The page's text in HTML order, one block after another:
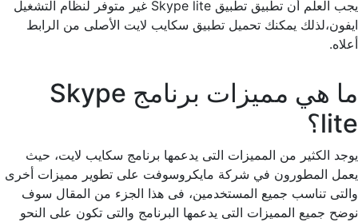
يجب العلم أن تطبيق تطبيق Skype lite غير متوفر لنظام التشغيل
ايفون،لذلك يمكنك تحميل تطبيق سكايب لايت الأصلى من الرابط
أعلاه.
ما هي مميزات برنامج Skype
lite؟
يوجد الكثير من المميزات التى يدعمها برنامج سكايب لايت، حيث
يعمل المطورون في شركة مايكروسوفت على تطوير مميزات أخرى
والتى تناسب جميع المستخدمين، فى هذا الجزء من المقال سوف
نوضح جميع المميزات التى يدعمها البرنامج والتى تكون على النحو